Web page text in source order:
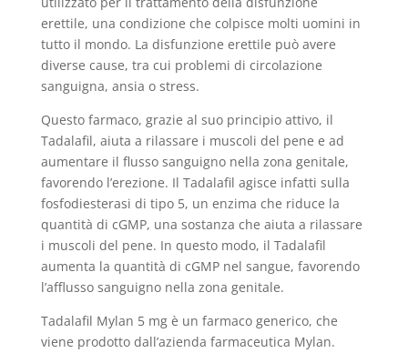
erettile, una condizione che colpisce molti uomini in
tutto il mondo. La disfunzione erettile può avere
diverse cause, tra cui problemi di circolazione
sanguigna, ansia o stress.
Questo farmaco, grazie al suo principio attivo, il
Tadalafil, aiuta a rilassare i muscoli del pene e ad
aumentare il flusso sanguigno nella zona genitale,
favorendo l’erezione. Il Tadalafil agisce infatti sulla
fosfodiesterasi di tipo 5, un enzima che riduce la
quantità di cGMP, una sostanza che aiuta a rilassare
i muscoli del pene. In questo modo, il Tadalafil
aumenta la quantità di cGMP nel sangue, favorendo
l’afflusso sanguigno nella zona genitale.
Tadalafil Mylan 5 mg è un farmaco generico, che
viene prodotto dall’azienda farmaceutica Mylan.